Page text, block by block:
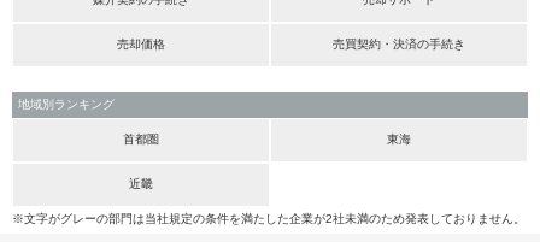
売却価格 売買契約・決済の手続き
地域別ランキング
首都圏 東海
近畿
※文字がグレーの部門は当社規定の条件を満たした企業が2社未満のため発表しておりません。